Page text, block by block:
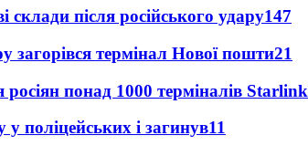
після російського удару147
загорівся термінал Нової пошти21
понад 1000 терміналів Starlink
поліцейських і загинув11